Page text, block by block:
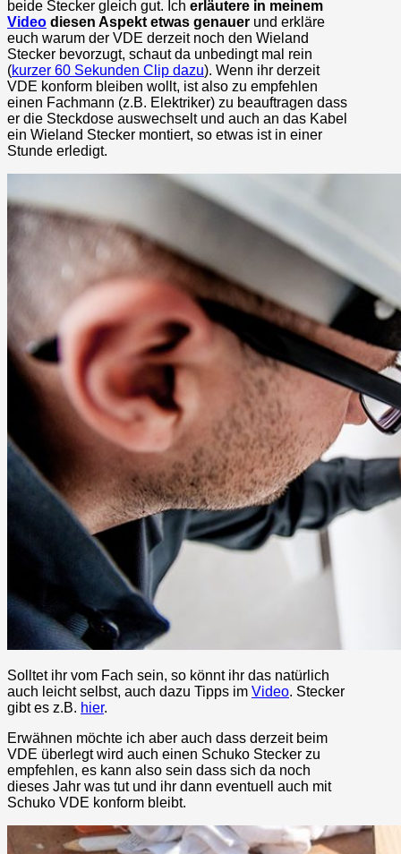
beide Stecker gleich gut. Ich erläutere in meinem
Video diesen Aspekt etwas genauer und erkläre
euch warum der VDE derzeit noch den Wieland
Stecker bevorzugt, schaut da unbedingt mal rein
(kurzer 60 Sekunden Clip dazu). Wenn ihr derzeit
VDE konform bleiben wollt, ist also zu empfehlen
einen Fachmann (z.B. Elektriker) zu beauftragen dass
er die Steckdose auswechselt und auch an das Kabel
ein Wieland Stecker montiert, so etwas ist in einer
Stunde erledigt.
Solltet ihr vom Fach sein, so könnt ihr das natürlich
auch leicht selbst, auch dazu Tipps im Video. Stecker
gibt es z.B. hier.
Erwähnen möchte ich aber auch dass derzeit beim
VDE überlegt wird auch einen Schuko Stecker zu
empfehlen, es kann also sein dass sich da noch
dieses Jahr was tut und ihr dann eventuell auch mit
Schuko VDE konform bleibt.